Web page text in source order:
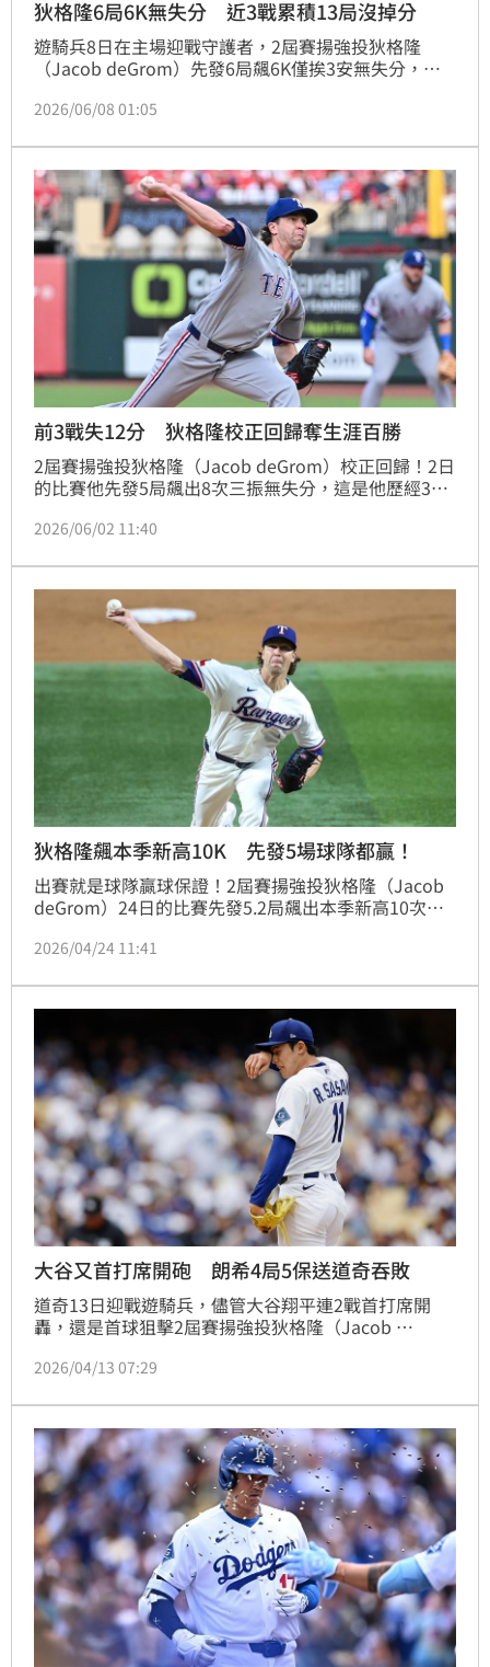
狄格隆6局6K無失分 近3戰累積13局沒掉分
遊騎兵8日在主場迎戰守護者，2屆賽揚強投狄格隆
（Jacob deGrom）先發6局飆6K僅挨3安無失分，隊
下本季第5勝，6月目前2場先發都沒有掉分。
2026/06/08 01:05
前3戰失12分 狄格隆校正回歸奪生涯百勝
2屆賽揚強投狄格隆（Jacob deGrom）校正回歸！2日
的比賽他先發5局飆出8次三振無失分，這是他歷經3場
2：1擊敗紅雀，狄格隆拿下本季第4勝，也是他大聯盟
2026/06/02 11:40
狄格隆飆本季新高10K 先發5場球隊都贏！
出賽就是球隊贏球保證！2屆賽揚強投狄格隆（Jacob
deGrom）24日的比賽先發5.2局飆出本季新高10次三
6：1擊敗海盜。狄格隆拿下本季第2勝，但他先發的5
2026/04/24 11:41
大谷又首打席開砲 朗希4局5保送道奇吞敗
道奇13日迎戰遊騎兵，儘管大谷翔平連2戰首打席開
轟，還是首球狙擊2屆賽揚強投狄格隆（Jacob
僅投4局丟5保送失掉2分，終場2：5不敵遊騎兵，無緣
2026/04/13 07:29